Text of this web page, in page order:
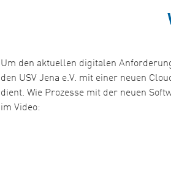
Um den aktuellen digitalen
den USV Jena e.V. mit einer neuen
dient. Wie Prozesse mit der neuen
im Video: